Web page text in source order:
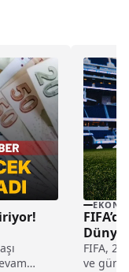
Dünya
FIFA, 2026
ve